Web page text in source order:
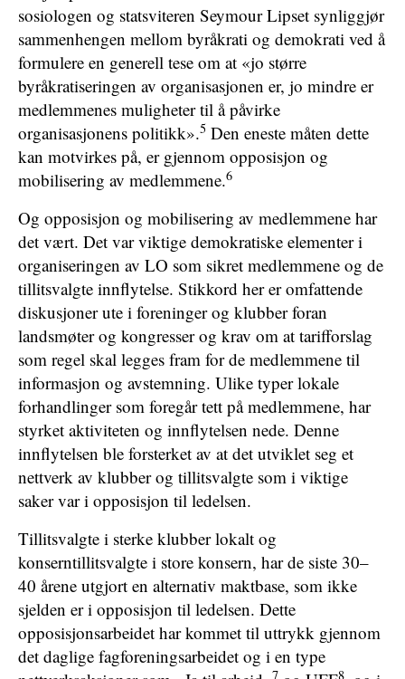
sosiologen og statsviteren Seymour Lipset synliggjør
sammenhengen mellom byråkrati og demokrati ved å
formulere en generell tese om at «jo større
byråkratiseringen av organisasjonen er, jo mindre er
medlemmenes muligheter til å påvirke
organisasjonens politikk».5 Den eneste måten dette
kan motvirkes på, er gjennom opposisjon og
mobilisering av medlemmene.6
Og opposisjon og mobilisering av medlemmene har
det vært. Det var viktige demokratiske elementer i
organiseringen av LO som sikret medlemmene og de
tillitsvalgte innflytelse. Stikkord her er omfattende
diskusjoner ute i foreninger og klubber foran
landsmøter og kongresser og krav om at tarifforslag
som regel skal legges fram for de medlemmene til
informasjon og avstemning. Ulike typer lokale
forhandlinger som foregår tett på medlemmene, har
styrket aktiviteten og innflytelsen nede. Denne
innflytelsen ble forsterket av at det utviklet seg et
nettverk av klubber og tillitsvalgte som i viktige
saker var i opposisjon til ledelsen.
Tillitsvalgte i sterke klubber lokalt og
konserntillitsvalgte i store konsern, har de siste 30–
40 årene utgjort en alternativ maktbase, som ikke
sjelden er i opposisjon til ledelsen. Dette
opposisjonsarbeidet har kommet til uttrykk gjennom
det daglige fagforeningsarbeidet og i en type
7 8